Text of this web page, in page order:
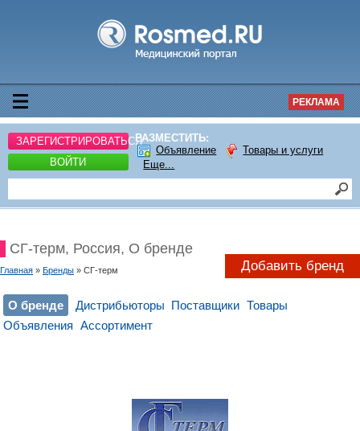
РЕКЛАМА
ЗАРЕГИСТРИРОВАТЬСЯ
ВОЙТИ
РАЗМЕСТИТЬ:
Объявление
Товары и услуги
Еще...
СГ-терм, Россия, О бренде
Главная » Бренды » СГ-терм Добавить бренд
О бренде Дистрибьюторы Поставщики Товары
Объявления Ассортимент